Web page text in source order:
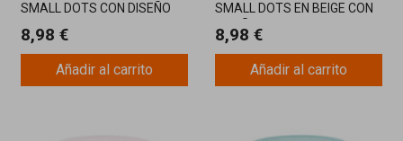
SMALL DOTS CON DISEÑO
ENVOLVENTE
8,98 €
Añadir al carrito
SMALL DOTS EN BEIGE CON
FRAGANCIA SUAVE
8,98 €
Añadir al carrito